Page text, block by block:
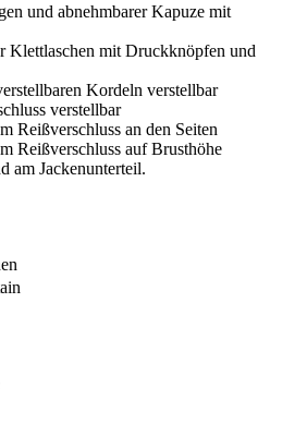
und abnehmbarer Kapuze mit
Klettlaschen mit Druckknöpfen und
Kordeln verstellbar
verstellbar
Reißverschluss an den Seiten
Reißverschluss auf Brusthöhe
am Jackenunterteil.